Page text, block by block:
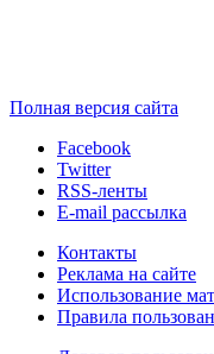
Полная версия сайта
Facebook
Twitter
RSS-ленты
E-mail рассылка
Контакты
Реклама на сайте
Использование
Правила